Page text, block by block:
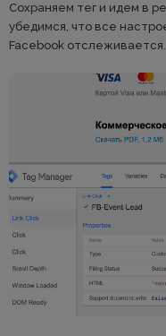
Сохраняем тег и идем в
убедимся, что все
Facebook отслеживается.